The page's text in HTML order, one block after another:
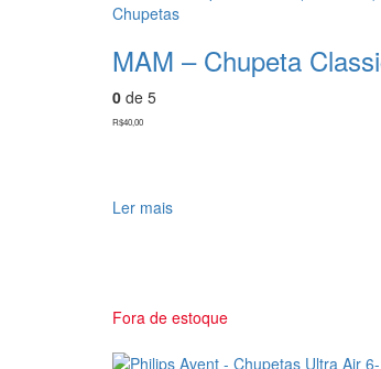
Chupetas
MAM – Chupeta
0 de 5
R$40,00
Ler mais
Fora de estoque